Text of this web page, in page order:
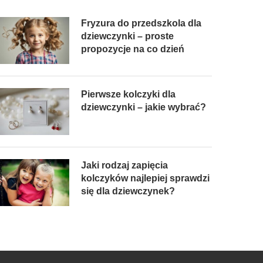
Fryzura do przedszkola dla
dziewczynki – proste
propozycje na co dzień
Pierwsze kolczyki dla
dziewczynki – jakie wybrać?
Jaki rodzaj zapięcia
kolczyków najlepiej sprawdzi
się dla dziewczynek?